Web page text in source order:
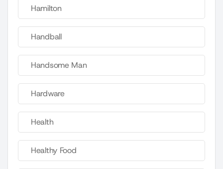
Hamilton
Handball
Handsome Man
Hardware
Health
Healthy Food